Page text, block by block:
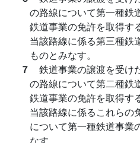
の路線について第一種鉄
鉄道事業の免許を取得す
当該路線に係る第三種鉄
ものとみなす。
７ 鉄道事業の譲渡を受け
の路線について第二種鉄
鉄道事業の免許を取得す
当該路線に係るこれらの
について第一種鉄道事業